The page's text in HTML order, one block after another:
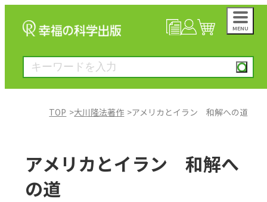
MENU
一般書
TOP 大川隆法著作 アメリカとイラン 和解への道
アメリカとイラン 和解へ
の道